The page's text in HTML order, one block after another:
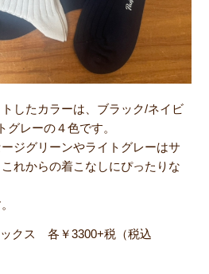
したカラーは、ブラック/ネイビ
グレーの４色です。
ジグリーンやライトグレーはサ
れからの着こなしにぴったりな
クス 各￥3300+税（税込